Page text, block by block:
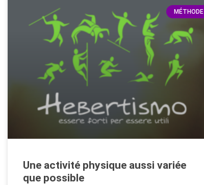
MÉTHODE
Une activité physique aussi variée
que possible